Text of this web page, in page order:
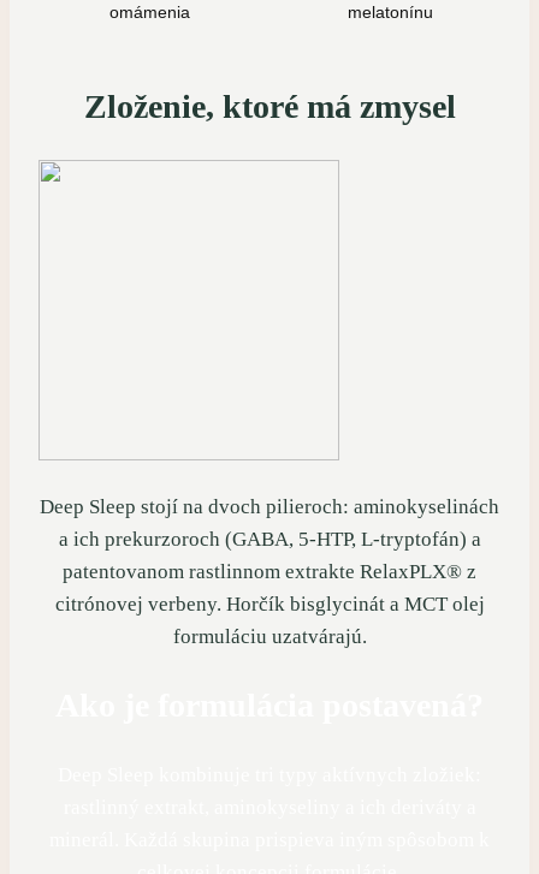
omámenia
melatonínu
Zloženie, ktoré má zmysel
Deep Sleep stojí na dvoch pilieroch: aminokyselinách
a ich prekurzoroch (GABA, 5-HTP, L-tryptofán) a
patentovanom rastlinnom extrakte RelaxPLX® z
citrónovej verbeny. Horčík bisglycinát a MCT olej
formuláciu uzatvárajú.